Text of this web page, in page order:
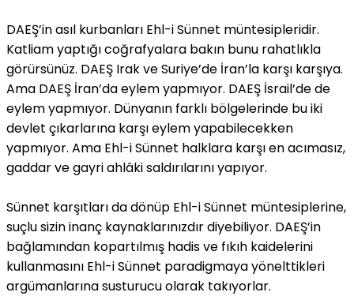
DAEŞ’in asıl kurbanları Ehl-i Sünnet müntesipleridir.
Katliam yaptığı coğrafyalara bakın bunu rahatlıkla
görürsünüz. DAEŞ Irak ve Suriye’de İran’la karşı karşıya.
Ama DAEŞ İran’da eylem yapmıyor. DAEŞ İsrail’de de
eylem yapmıyor. Dünyanın farklı bölgelerinde bu iki
devlet çıkarlarına karşı eylem yapabilecekken
yapmıyor. Ama Ehl-i Sünnet halklara karşı en acımasız,
gaddar ve gayri ahlâki saldırılarını yapıyor.
Sünnet karşıtları da dönüp Ehl-i Sünnet müntesiplerine,
suçlu sizin inanç kaynaklarınızdır diyebiliyor. DAEŞ’in
bağlamından kopartılmış hadis ve fıkıh kaidelerini
kullanmasını Ehl-i Sünnet paradigmaya yönelttikleri
argümanlarına susturucu olarak takıyorlar.